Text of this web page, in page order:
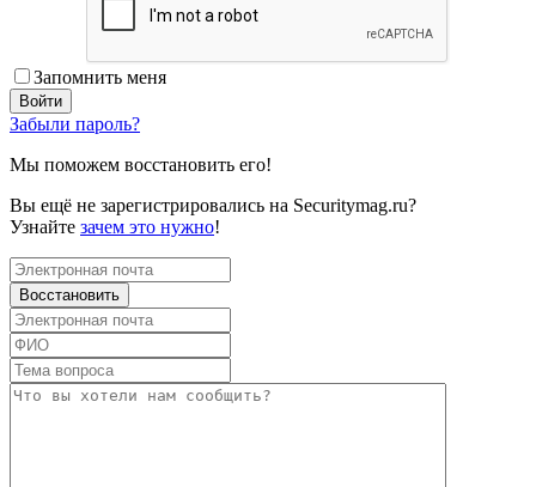
Запомнить меня
Забыли пароль?
Мы поможем восстановить его!
Вы ещё не зарегистрировались на Securitymag.ru?
Узнайте зачем это нужно!